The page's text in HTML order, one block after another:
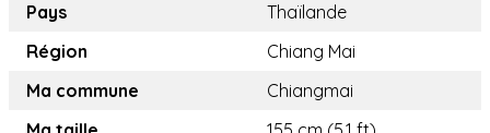
Pays
Thaïlande
Région
Chiang Mai
Ma commune
Chiangmai